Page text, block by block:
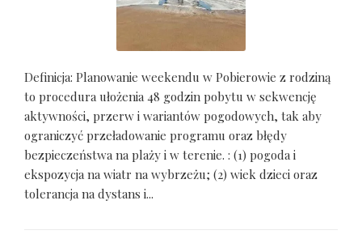
Definicja: Planowanie weekendu w Pobierowie z rodziną
to procedura ułożenia 48 godzin pobytu w sekwencję
aktywności, przerw i wariantów pogodowych, tak aby
ograniczyć przeładowanie programu oraz błędy
bezpieczeństwa na plaży i w terenie. : (1) pogoda i
ekspozycja na wiatr na wybrzeżu; (2) wiek dzieci oraz
tolerancja na dystans i...